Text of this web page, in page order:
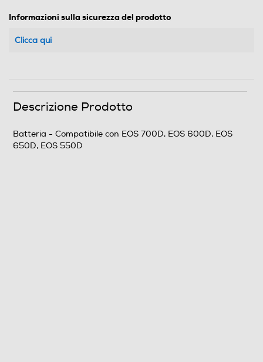
Informazioni sulla sicurezza del prodotto
Clicca qui
Descrizione Prodotto
Batteria - Compatibile con EOS 700D, EOS 600D, EOS
650D, EOS 550D